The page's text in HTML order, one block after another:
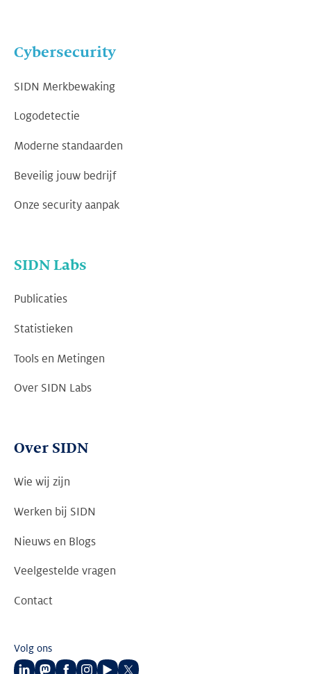
Cybersecurity
SIDN Merkbewaking
Logodetectie
Moderne standaarden
Beveilig jouw bedrijf
Onze security aanpak
SIDN Labs
Publicaties
Statistieken
Tools en Metingen
Over SIDN Labs
Over SIDN
Wie wij zijn
Werken bij SIDN
Nieuws en Blogs
Veelgestelde vragen
Contact
Volg ons